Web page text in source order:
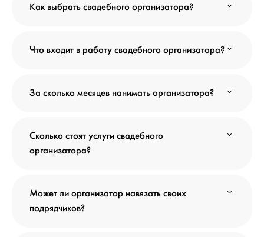
Как выбрать свадебного организатора?
Что входит в работу свадебного организатора?
За сколько месяцев нанимать организатора?
Сколько стоят услуги свадебного
организатора?
Может ли организатор навязать своих
подрядчиков?